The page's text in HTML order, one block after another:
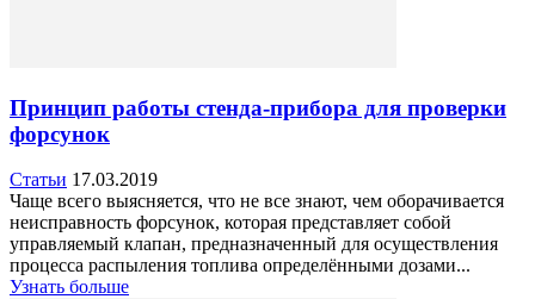
Принцип работы стенда-прибора для проверки
форсунок
Статьи 17.03.2019
Чаще всего выясняется, что не все знают, чем оборачивается
неисправность форсунок, которая представляет собой
управляемый клапан, предназначенный для осуществления
процесса распыления топлива определёнными дозами...
Узнать больше